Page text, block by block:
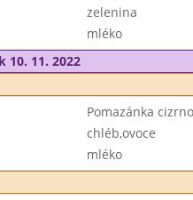
zelenina
mléko
10. 11. 2022
Pomazánka
chléb,ovoce
mléko